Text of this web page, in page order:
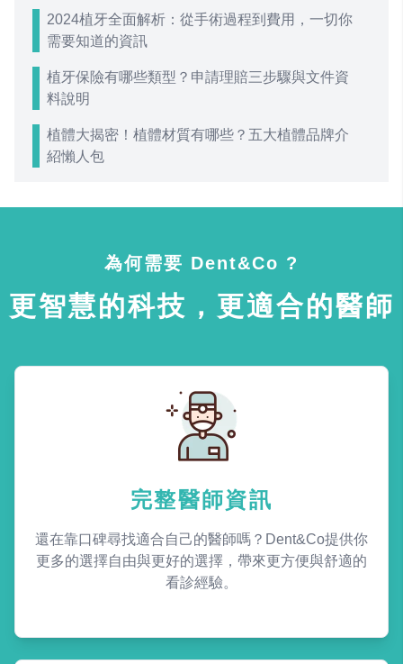
2024植牙全面解析：從手術過程到費用，一切你
需要知道的資訊
植牙保險有哪些類型？申請理賠三步驟與文件資
料說明
植體大揭密！植體材質有哪些？五大植體品牌介
紹懶人包
為何需要 Dent&Co ?
更智慧的科技，更適合的醫師
完整醫師資訊
還在靠口碑尋找適合自己的醫師嗎？Dent&Co提供你
更多的選擇自由與更好的選擇，帶來更方便與舒適的
看診經驗。